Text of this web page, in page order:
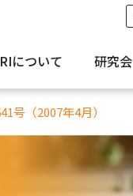
について 研究会
号（2007年4月）